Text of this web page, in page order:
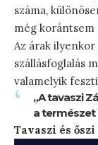
száma,
még korántsem
Az árak
szállásfoglalás
valamelyik
„A tavaszi
a természet
Tavaszi és